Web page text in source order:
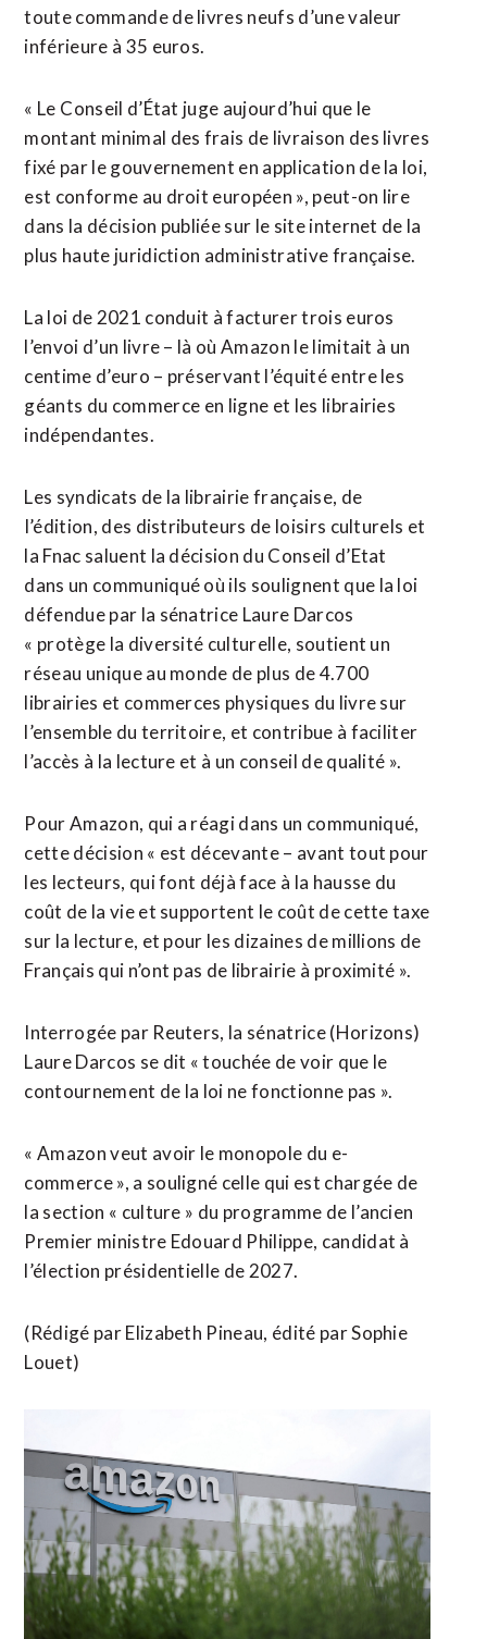
toute commande ‌de livres neufs d’une valeur
inférieure ​à 35 euros.
« Le ⁠Conseil d’État juge aujourd’hui que le
montant minimal ‌des frais de ‌livraison des livres
fixé par le gouvernement en application de la loi,
est conforme au droit européen », peut-on lire
dans la décision ​publiée sur le site internet de la
plus haute juridiction administrative française.
La loi de 2021 conduit à facturer trois euros
l’envoi d’un livre – là où Amazon le limitait à un
centime d’euro – préservant l’équité entre les
géants du commerce ⁠en ligne et les librairies
indépendantes.
Les syndicats de la librairie française, de
⁠l’édition, des distributeurs de loisirs culturels et
la Fnac saluent la décision du Conseil d’Etat
dans un communiqué où ils soulignent que la loi
défendue par la sénatrice Laure Darcos
« protège la diversité culturelle, soutient un
réseau ⁠unique ‌au monde de plus de 4.700
librairies et commerces physiques ⁠du livre sur
l’ensemble du territoire, et contribue ​à faciliter ​
l’accès à la lecture et à un conseil de qualité ».
Pour Amazon, qui a ​réagi dans un communiqué,
cette décision « est décevante – avant tout pour
les lecteurs, qui font déjà face ‌à la hausse ​du
coût de la vie et supportent le coût de cette taxe
sur ​la lecture, et pour les dizaines de millions de
Français qui n’ont pas de librairie à proximité ».
Interrogée par Reuters, la sénatrice (Horizons)
Laure Darcos se dit « touchée de voir que le
contournement de la loi ne fonctionne pas ».
« Amazon veut avoir le monopole du ⁠e-
commerce », a souligné celle qui est chargée de
la section « culture » du programme de l’ancien
Premier ministre Edouard Philippe, candidat ​à
l’élection présidentielle de 2027.
(Rédigé par Elizabeth ​Pineau, édité par Sophie
Louet)